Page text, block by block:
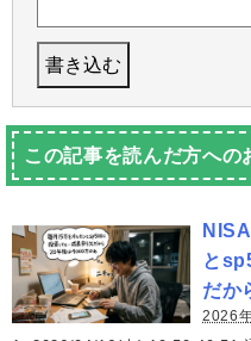
この記事を読んだ方への
と
だか
2026